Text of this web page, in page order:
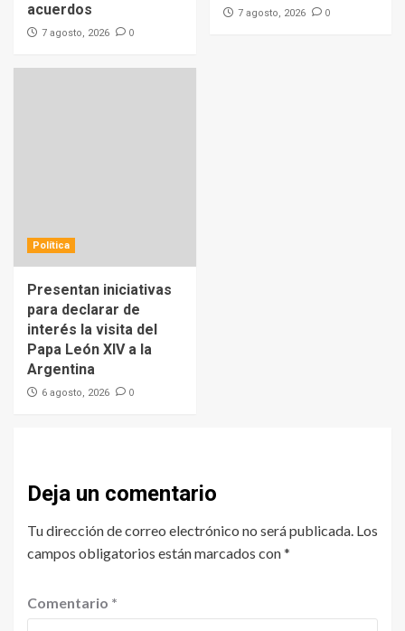
acuerdos
7 agosto, 2026 0
7 agosto, 2026 0
Política
Presentan iniciativas
para declarar de
interés la visita del
Papa León XIV a la
Argentina
6 agosto, 2026 0
Deja un comentario
Tu dirección de correo electrónico no será publicada. Los
campos obligatorios están marcados con*
Comentario *